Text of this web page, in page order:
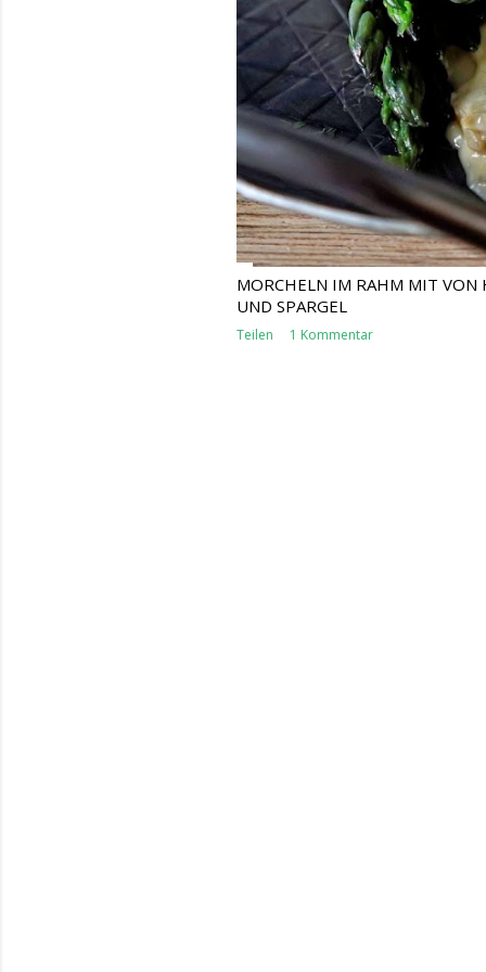
MORCHELN IM RAHM MIT VON
UND SPARGEL
Teilen 1 Kommentar